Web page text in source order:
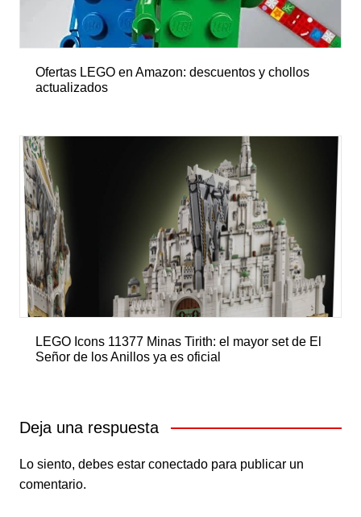
Ofertas LEGO en Amazon: descuentos y chollos
actualizados
LEGO Icons 11377 Minas Tirith: el mayor set de El
Señor de los Anillos ya es oficial
Deja una respuesta
Lo siento, debes estar conectadopara publicar un
comentario.